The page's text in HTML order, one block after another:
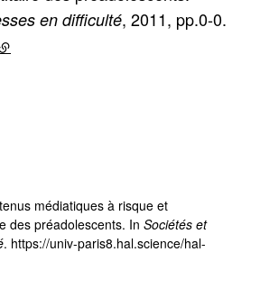
en difficulté, 2011, pp.0-0.
externe)
médiatiques à risque et
des préadolescents. In Sociétés et
. https://univ-paris8.hal.science/hal-